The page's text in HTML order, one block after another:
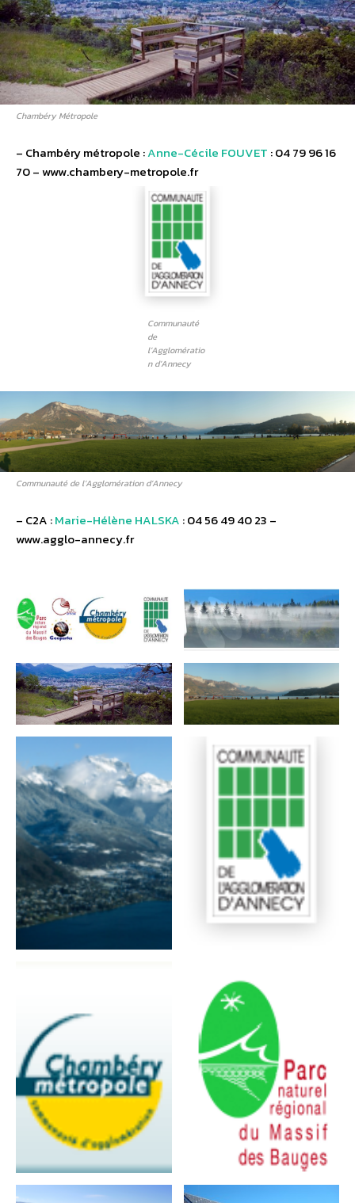
Chambéry Métropole
– Chambéry métropole :Anne-Cécile FOUVET : 04 79 96 16
70 – www.chambery-metropole.fr
Communauté
de
l’Agglomératio
n d’Annecy
Communauté de l’Agglomération d’Annecy
– C2A :Marie-Hélène HALSKA : 04 56 49 40 23 –
www.agglo-annecy.fr